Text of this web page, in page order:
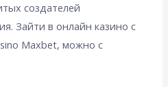
создателей
Зайти в онлайн казино с
Maxbet, можно с